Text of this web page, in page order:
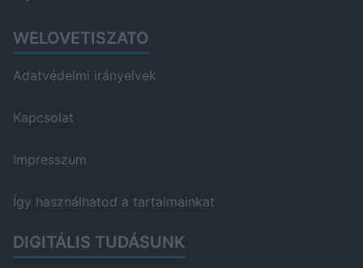
WELOVETISZATO
Adatvédelmi irányelvek
Kapcsolat
Impresszum
Így használhatod a tartalmainkat
DIGITÁLIS TUDÁSUNK